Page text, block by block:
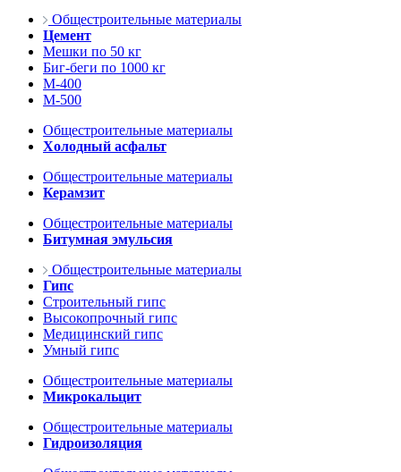
Общестроительные материалы
Цемент
Мешки по 50 кг
Биг-беги по 1000 кг
М-400
М-500
Общестроительные материалы
Холодный асфальт
Общестроительные материалы
Керамзит
Общестроительные материалы
Битумная эмульсия
Общестроительные материалы
Гипс
Строительный гипс
Высокопрочный гипс
Медицинский гипс
Умный гипс
Общестроительные материалы
Микрокальцит
Общестроительные материалы
Гидроизоляция